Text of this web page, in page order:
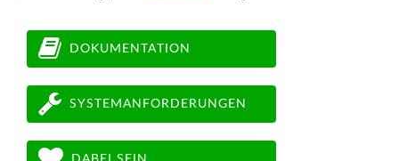
DOKUMENTATION
SYSTEMANFORDERUNGEN